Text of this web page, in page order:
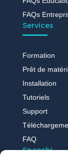
FAQs
Services
Formation
Prêt de
Installation
Tutoriels
Support
FAQ
Speechi